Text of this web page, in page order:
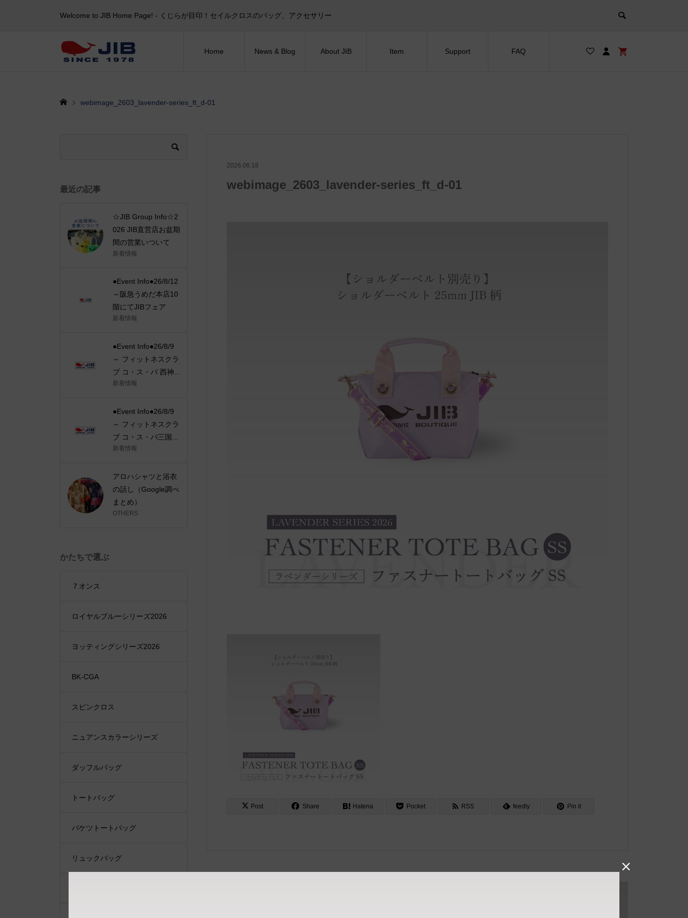
Welcome to JIB Home Page! ‐ くじらが目印！セイルクロスのバッグ、アクセサリー
Home News & Blog About JIB Item Support FAQ
webimage_2603_lavender-series_ft_d-01
2026.06.18
webimage_2603_lavender-series_ft_d-01
Post Share Hatena Pocket RSS feedly Pin it
最近の記事
☆JIB Group Info☆2
026 JIB直営店お盆期
間の営業いついて
新着情報
●Event Info●26/8/12
～阪急うめだ本店10
階にてJIBフェア
新着情報
●Event Info●26/8/9
～ フィットネスクラ
ブ コ・ス・パ 西神...
新着情報
●Event Info●26/8/9
～ フィットネスクラ
ブ コ・ス・パ三国...
新着情報
アロハシャツと浴衣
の話し（Google調べ
まとめ）
OTHERS
かたちで選ぶ
７オンス
ロイヤルブルーシリーズ2026
ヨッティングシリーズ2026
BK-CGA
スピンクロス
ニュアンスカラーシリーズ
ダッフルバッグ
トートバッグ
バケツトートバッグ
リュックバッグ
